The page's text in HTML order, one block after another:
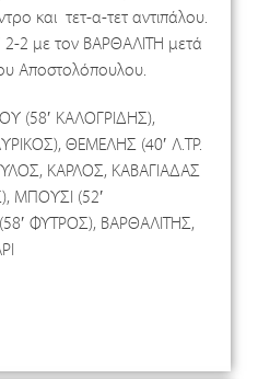
και τετ-α-τετ αντιπάλου.
2-2 με τον ΒΑΡΘΑΛΙΤΗ μετά
Αποστολόπουλου.
(58′ ΚΑΛΟΓΡΙΔΗΣ),
ΘΕΜΕΛΗΣ (40′ Λ.ΤΡ.
ΚΑΡΛΟΣ, ΚΑΒΑΓΙΑΔΑΣ
ΜΠΟΥΣΙ (52′
ΦΥΤΡΟΣ), ΒΑΡΘΑΛΙΤΗΣ,